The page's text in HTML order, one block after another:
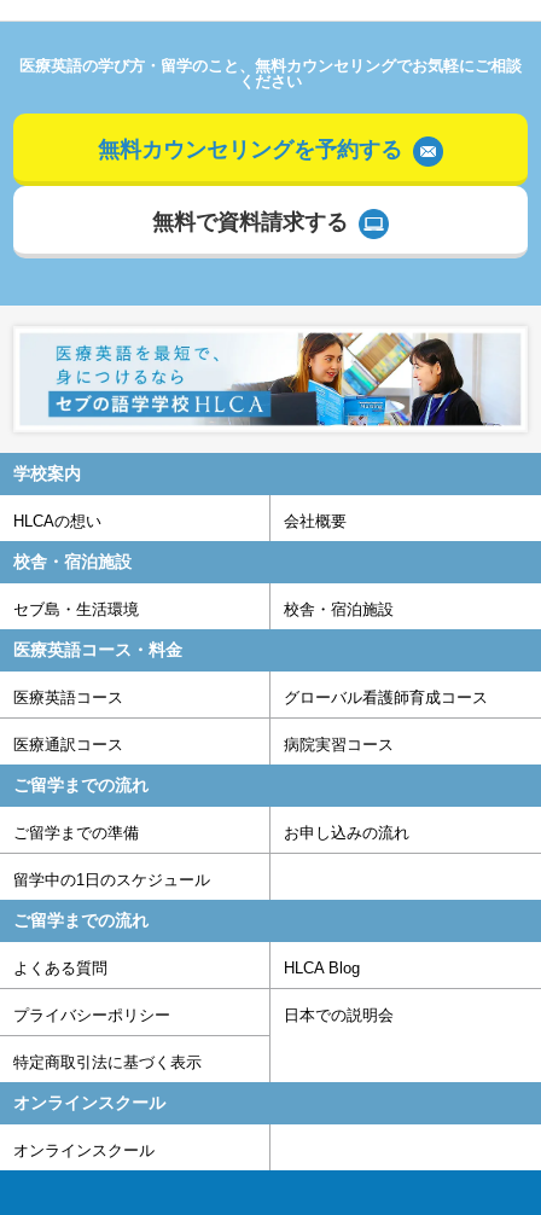
医療英語の学び方・留学のこと、無料カウンセリングでお気軽にご相談
ください
無料カウンセリングを予約する
無料で資料請求する
学校案内
HLCAの想い 会社概要
校舎・宿泊施設
セブ島・生活環境 校舎・宿泊施設
医療英語コース・料金
医療英語コース グローバル看護師育成コース
医療通訳コース 病院実習コース
ご留学までの流れ
ご留学までの準備 お申し込みの流れ
留学中の1日のスケジュール
ご留学までの流れ
よくある質問 HLCA Blog
プライバシーポリシー 日本での説明会
特定商取引法に基づく表示
オンラインスクール
オンラインスクール